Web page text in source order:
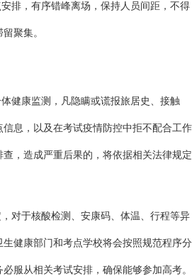
排，有序错峰离场，保持人员间距，不得
聚集。
健康监测，凡隐瞒或谎报旅居史、接触
息，以及在考试疫情防控中拒不配合工作
，造成严重后果的，将依据相关法律规定
对于核酸检测、安康码、体温、行程等异
健康部门和考点学校将会按照规范程序分
服从相关考试安排，确保能够参加高考。